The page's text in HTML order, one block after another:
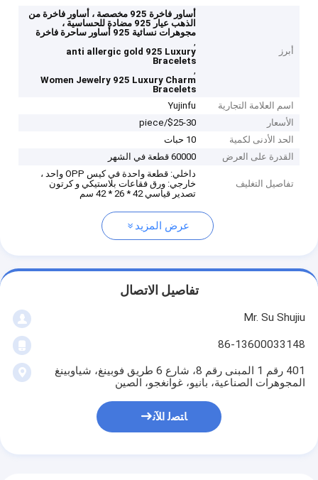
أبرز
أساور فاخرة 925 مخصصة ، أساور فاخرة من
الذهب عيار 925 مضادة للحساسية ،
مجوهرات نسائية 925 أساور ساحرة فاخرة
,
anti allergic gold 925 Luxury
Bracelets
,
Women Jewelry 925 Luxury Charm
Bracelets
اسم العلامة التجارية
Yujinfu
الأسعار
$25-30/piece
الحد الأدنى لكمية
10 حبات
القدرة على العرض
60000 قطعة في الشهر
تفاصيل التغليف
داخلي: قطعة واحدة في كيس OPP واحد ،
خارجي: ورق فقاعات بلاستيكي و كرتون
تصدير قياسي 42 * 26 * 42 سم
عرض المزيد
تفاصيل الاتصال
Mr. Su Shujiu
86-13600033148
401 رقم 1 المبنى رقم 8، شارع 6 طريق فوبينغ، شياوبينغ
المجوهرات الصناعية، بانيو، غوانغجو، الصين
ﺎﺘﺼﻟ ﺍﻶﻧ